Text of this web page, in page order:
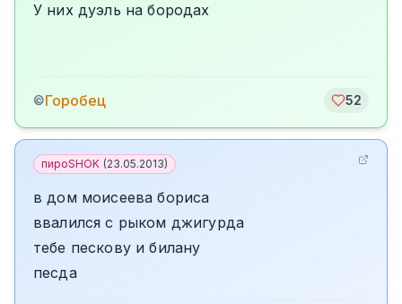
У них дуэль на бородах
©Горобец 52
пироSHOK (23.05.2013)
в дом моисеева бориса
ввалился с рыком джигурда
тебе пескову и билану
песда